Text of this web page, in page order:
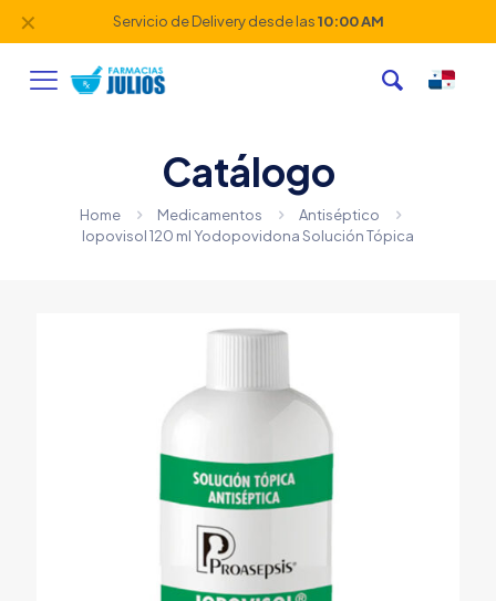
Servicio de Delivery desde las10:00 AM
✕
Catálogo
Home Medicamentos
Antiséptico
Iopovisol 120 ml Yodopovidona Solución Tópica